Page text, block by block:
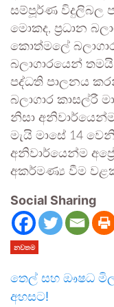
සම්පූර්ණ විදුලිබල
මොකද, ප්‍රධාන
කොත්මලේ
බලාගාරයෙන්
පද්ධති පාලනය
බලාගාර කාසල්රී
නිසා
මැයි මාසේ 14
අනිවාර්යෙන්ම
අකර්මණ්‍ය වීම
Social Sharing
නවතම
තෙල් සහ ඖෂධ
අහසට!